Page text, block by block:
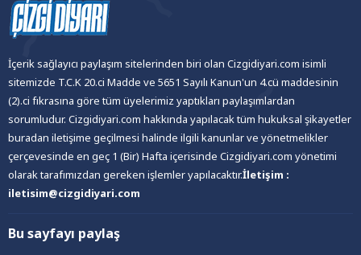
İçerik sağlayıcı paylaşım sitelerinden biri olan Cizgidiyari.com isimli
sitemizde T.C.K 20.ci Madde ve 5651 Sayılı Kanun'un 4.cü maddesinin
(2).ci fıkrasına göre tüm üyelerimiz yaptıkları paylaşımlardan
sorumludur. Cizgidiyari.com hakkında yapılacak tüm hukuksal şikayetler
buradan iletişime geçilmesi halinde ilgili kanunlar ve yönetmelikler
çerçevesinde en geç 1 (Bir) Hafta içerisinde Cizgidiyari.com yönetimi
olarak tarafımızdan gereken işlemler yapılacaktır.İletişim :
iletisim@cizgidiyari.com
Bu sayfayı paylaş